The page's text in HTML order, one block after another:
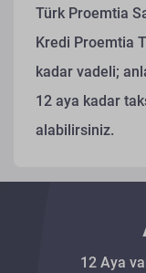
Türk Proemtia
Kredi Proemtia
kadar vadeli;
12 aya kadar
alabilirsiniz.
12 Aya